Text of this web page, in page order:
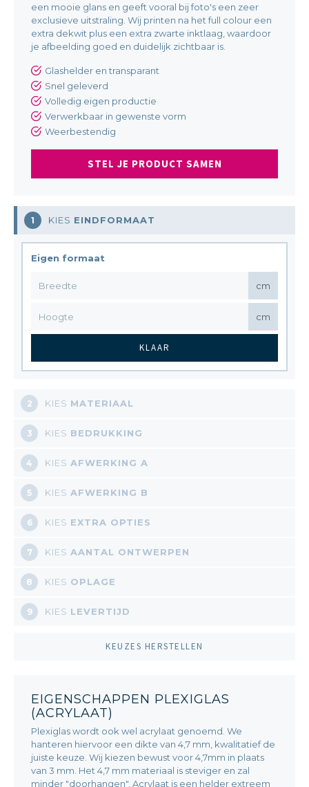
een mooie glans en geeft vooral bij foto's een zeer
exclusieve uitstraling. Wij printen na het full colour een
extra dekwit plus een extra zwarte inktlaag, waardoor
je afbeelding goed en duidelijk zichtbaar is.
Glashelder en transparant
Snel geleverd
Volledig eigen productie
Verwerkbaar in gewenste vorm
Weerbestendig
STEL JE PRODUCT SAMEN
1 KIES EINDFORMAAT
Eigen formaat
cm
cm
KLAAR
2 KIES MATERIAAL
3 KIES BEDRUKKING
4 KIES AFWERKING A
5 KIES AFWERKING B
6 KIES EXTRA OPTIES
7 KIES AANTAL ONTWERPEN
8 KIES OPLAGE
9 KIES LEVERTIJD
KEUZES HERSTELLEN
EIGENSCHAPPEN PLEXIGLAS
(ACRYLAAT)
Plexiglas wordt ook wel acrylaat genoemd. We
hanteren hiervoor een dikte van 4,7 mm, kwalitatief de
juiste keuze. Wij kiezen bewust voor 4,7mm in plaats
van 3 mm. Het 4,7 mm materiaal is steviger en zal
minder "doorhangen". Acrylaat is een helder extreem